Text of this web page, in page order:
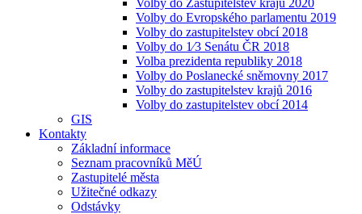
Volby do Zastupitelstev krajů 2020
Volby do Evropského parlamentu 2019
Volby do zastupitelstev obcí 2018
Volby do 1⁄3 Senátu ČR 2018
Volba prezidenta republiky 2018
Volby do Poslanecké sněmovny 2017
Volby do zastupitelstev krajů 2016
Volby do zastupitelstev obcí 2014
GIS
Kontakty
Základní informace
Seznam pracovníků MěÚ
Zastupitelé města
Užitečné odkazy
Odstávky